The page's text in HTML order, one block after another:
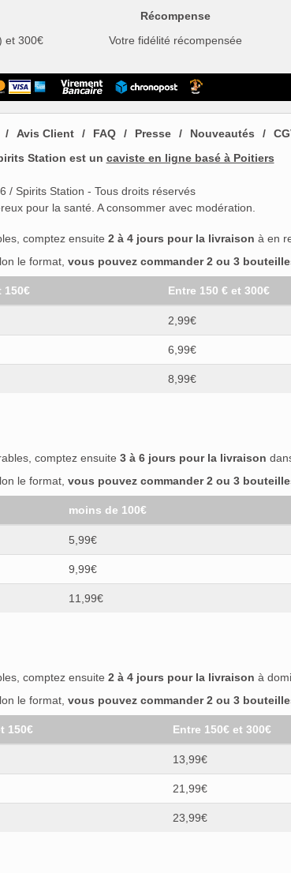
et 300€
Récompense
Votre fidélité récompensée
Avis Client FAQ Presse Nouveautés
Station est un caviste en ligne basé à Poitiers
/ Spirits Station - Tous droits réservés
pour la santé. A consommer avec modération.
comptez ensuite 2 à 4 jours pour la livraison à en
le format, vous pouvez commander 2 ou 3
150€ Entre 150 € et 300€
2,99€
6,99€
8,99€
comptez ensuite 3 à 6 jours pour la livraison
le format, vous pouvez commander 2 ou 3
moins de 100€
5,99€
9,99€
11,99€
comptez ensuite 2 à 4 jours pour la livraison à
le format, vous pouvez commander 2 ou 3
150€ Entre 150€ et 300€
13,99€
21,99€
23,99€